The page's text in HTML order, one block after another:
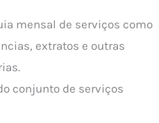
mensal de serviços como
extratos e outras
conjunto de serviços